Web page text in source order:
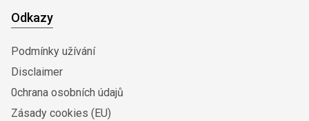
Odkazy
Podmínky užívání
Disclaimer
0chrana osobních údajů
Zásady cookies (EU)